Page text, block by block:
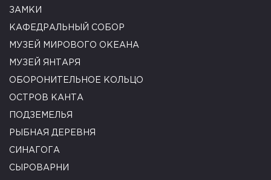
ЗАМКИ
КАФЕДРАЛЬНЫЙ СОБОР
МУЗЕЙ МИРОВОГО ОКЕАНА
МУЗЕЙ ЯНТАРЯ
ОБОРОНИТЕЛЬНОЕ КОЛЬЦО
ОСТРОВ КАНТА
ПОДЗЕМЕЛЬЯ
РЫБНАЯ ДЕРЕВНЯ
СИНАГОГА
СЫРОВАРНИ